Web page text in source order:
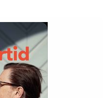
ligestillings- og
by- og boligminister
tidligere økonomi- og
Ammitzbøll-Bille tidligere
deres oplevelser fra